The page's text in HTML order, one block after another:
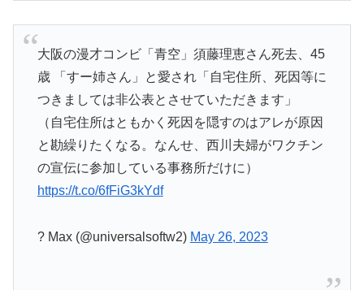
大阪の漫才コンビ「青空」須藤理恵さん死去、45
歳 「すー姉さん」と愛され「自宅住所、死因等に
つきましては非公表とさせていただきます」
（自宅住所はともかく死因を隠すのはアレが原因
と勘繰りたくなる。なんせ、西川夫婦がワクチン
の宣伝に参加している事務所だけに）
https://t.co/6fFiG3kYdf
? Max (@universalsoftw2) May 26, 2023